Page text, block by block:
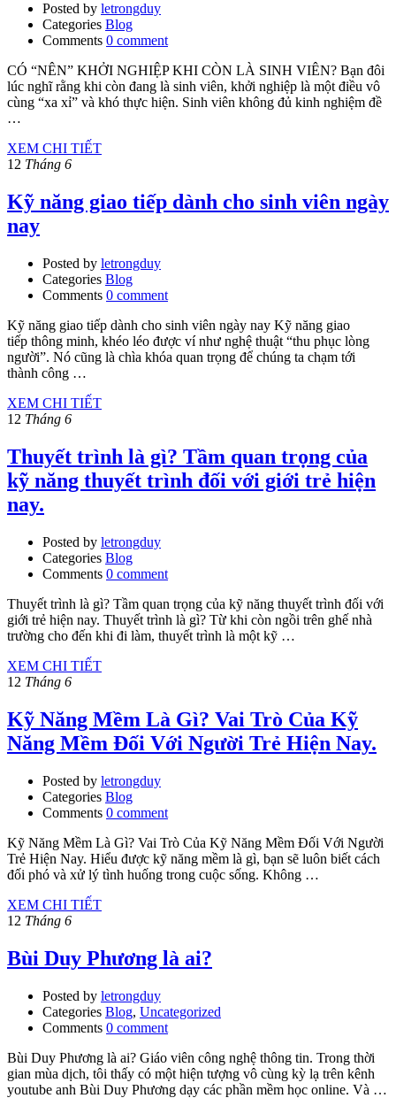
Posted by letrongduy
Categories Blog
Comments 0 comment
CÓ “NÊN” KHỞI NGHIỆP KHI CÒN LÀ SINH VIÊN? Bạn đôi
lúc nghĩ rằng khi còn đang là sinh viên, khởi nghiệp là một điều vô
cùng “xa xỉ” và khó thực hiện. Sinh viên không đủ kinh nghiệm đề
…
XEM CHI TIẾT
12 Tháng 6
Kỹ năng giao tiếp dành cho sinh viên ngày
nay
Posted by letrongduy
Categories Blog
Comments 0 comment
Kỹ năng giao tiếp dành cho sinh viên ngày nay Kỹ năng giao
tiếp thông minh, khéo léo được ví như nghệ thuật “thu phục lòng
người”. Nó cũng là chìa khóa quan trọng để chúng ta chạm tới
thành công …
XEM CHI TIẾT
12 Tháng 6
Thuyết trình là gì? Tầm quan trọng của
kỹ năng thuyết trình đối với giới trẻ hiện
nay.
Posted by letrongduy
Categories Blog
Comments 0 comment
Thuyết trình là gì? Tầm quan trọng của kỹ năng thuyết trình đối với
giới trẻ hiện nay. Thuyết trình là gì? Từ khi còn ngồi trên ghế nhà
trường cho đến khi đi làm, thuyết trình là một kỹ …
XEM CHI TIẾT
12 Tháng 6
Kỹ Năng Mềm Là Gì? Vai Trò Của Kỹ
Năng Mềm Đối Với Người Trẻ Hiện Nay.
Posted by letrongduy
Categories Blog
Comments 0 comment
Kỹ Năng Mềm Là Gì? Vai Trò Của Kỹ Năng Mềm Đối Với Người
Trẻ Hiện Nay. Hiểu được kỹ năng mềm là gì, bạn sẽ luôn biết cách
đối phó và xử lý tình huống trong cuộc sống. Không …
XEM CHI TIẾT
12 Tháng 6
Bùi Duy Phương là ai?
Posted by letrongduy
Categories Blog, Uncategorized
Comments 0 comment
Bùi Duy Phương là ai? Giáo viên công nghệ thông tin. Trong thời
gian mùa dịch, tôi thấy có một hiện tượng vô cùng kỳ lạ trên kênh
youtube anh Bùi Duy Phương dạy các phần mềm học online. Và …